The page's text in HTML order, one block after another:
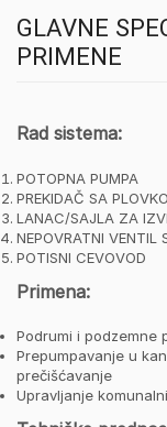
GLAVNE
PRIMENE
Rad sistema:
POTOPNA PUMPA
PREKIDAČ SA
LANAC/SAJLA ZA
NEPOVRATNI VENTIL
POTISNI CEVOVOD
Primena:
Podrumi i podzemne
Prepumpavanje u
prečišćavanje
Upravljanje